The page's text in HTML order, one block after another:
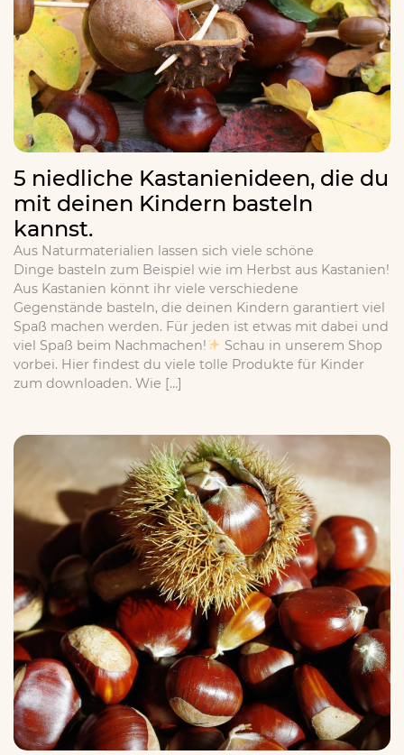
5 niedliche Kastanienideen, die du
mit deinen Kindern basteln
kannst.
Aus Naturmaterialien lassen sich viele schöne
Dinge basteln zum Beispiel wie im Herbst aus Kastanien!
Aus Kastanien könnt ihr viele verschiedene
Gegenstände basteln, die deinen Kindern garantiert viel
Spaß machen werden. Für jeden ist etwas mit dabei und
viel Spaß beim Nachmachen!
Schau in unserem Shop
vorbei. Hier findest du viele tolle Produkte für Kinder
zum downloaden. Wie […]